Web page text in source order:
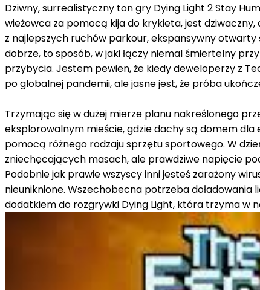
Dziwny, surrealistyczny ton gry Dying Light 2 Stay
wieżowca za pomocą kija do krykieta, jest
z najlepszych ruchów parkour, ekspansywny otwarty
dobrze, to sposób, w jaki łączy niemal śmiertelny
przybycia. Jestem pewien, że kiedy deweloperzy z
po globalnej pandemii, ale jasne jest, że próba
Trzymając się w dużej mierze planu nakreślonego
eksplorowalnym mieście, gdzie dachy są domem
pomocą różnego rodzaju sprzętu sportowego. W
zniechęcających masach, ale prawdziwe napięcie
Podobnie jak prawie wszyscy inni jesteś zarażony
nieuniknione. Wszechobecna potrzeba doładowania
dodatkiem do rozgrywki Dying Light, która trzyma w